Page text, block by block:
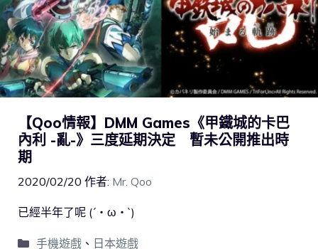
【Qoo情報】DMM Games《甲鐵城的卡巴
內利 -亂-》三度延期決定 暫未公開推出時
期
2020/02/20 作者: Mr. Qoo
已經半年了呢 (´・ω・`)
手機遊戲、 日本遊戲